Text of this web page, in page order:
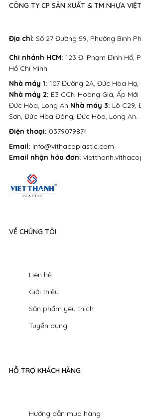
VỀ CHÚNG TÔI
Liên hệ
Giới thiệu
Sản phẩm yêu thích
Tuyển dụng
HỖ TRỢ KHÁCH HÀNG
Hướng dẫn mua hàng
Địa chỉ: Số 27 Đường 59, Phường Bình
Điện thoại: 0379079874
Email: info@vithacoplastic.com
Email nhận hóa đơn:
CÔNG TY CP SẢN XUẤT & TM NHỰA
Nhà máy 1: 107 Đường 2A, Đức Hòa
Nhà máy 2: E3 CCN Hoàng Gia, Ấp
Đức Hòa, Long An Nhà máy 3: Lô C29,
Sơn, Đức Hòa Đông, Đức Hòa, Long An.
Chi nhánh HCM: 123 Đ. Phạm Đình Hổ,
Hồ Chí Minh